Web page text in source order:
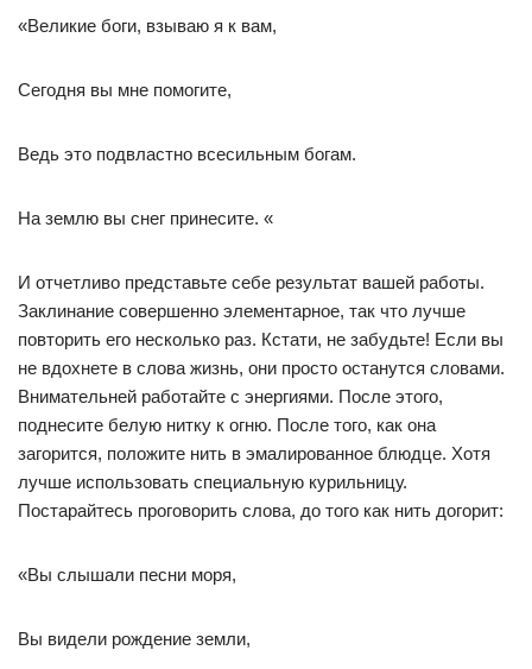
«Великие боги, взываю я к вам,
Сегодня вы мне помогите,
Ведь это подвластно всесильным богам.
На землю вы снег принесите. «
И отчетливо представьте себе результат вашей работы.
Заклинание совершенно элементарное, так что лучше
повторить его несколько раз. Кстати, не забудьте! Если вы
не вдохнете в слова жизнь, они просто останутся словами.
Внимательней работайте с энергиями. После этого,
поднесите белую нитку к огню. После того, как она
загорится, положите нить в эмалированное блюдце. Хотя
лучше использовать специальную курильницу.
Постарайтесь проговорить слова, до того как нить догорит:
«Вы слышали песни моря,
Вы видели рождение земли,